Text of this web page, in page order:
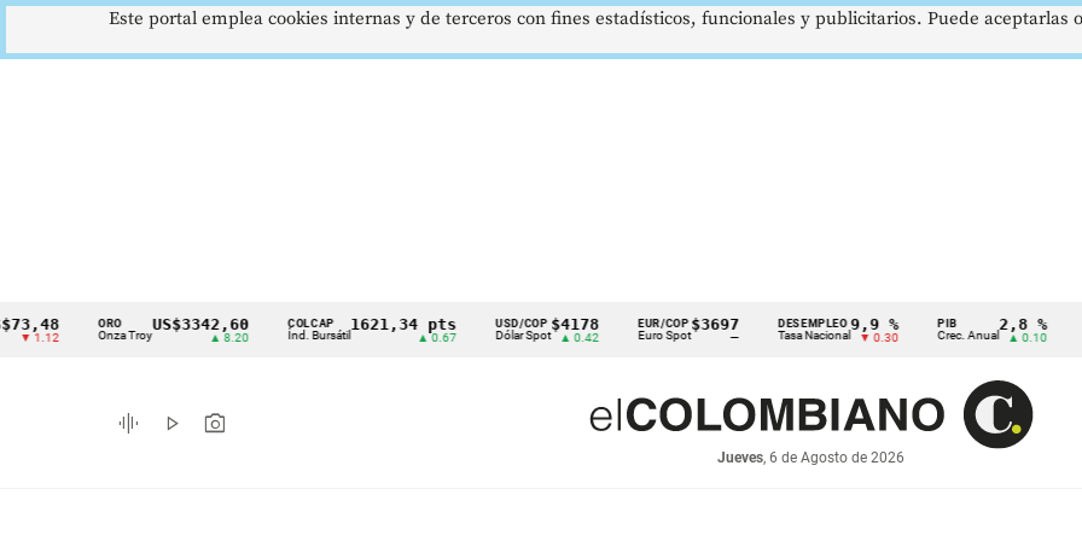
Cintillo
indicadores
económicos
ORO
Onza Troy
US$3342,60 COLCAP
Índ. Bursátil
1621,34 pts USD/COP
Dólar Spot
$4178
▲ 0.42
EUR/COP
Euro Spot
$3697
—
DESEMPLEO
Tasa Nacional
9,9 %
▼ 0.30
PIB
Crec. Anual
2,8 %
▲ 0.10
TRM
Tasa
graphic_eq play_arrow photo_camera
Jueves, 6 de Agosto de 2026
Este portal emplea cookies internas y de terceros con fines estadísticos, funcionales y publicitarios. Puede aceptarlas